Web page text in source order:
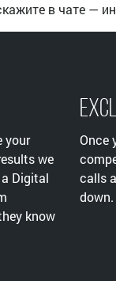
в чате —
your
we
Digital
know
Once
calls